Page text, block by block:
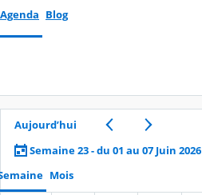
Agenda Blog
Aujourd’hui
Semaine 23 - du 01 au 07 Juin 2026
Mois